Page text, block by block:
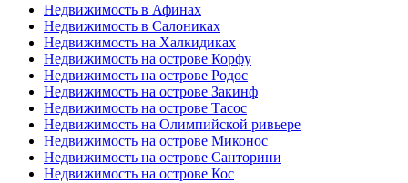
Недвижимость в Афинах
Недвижимость в Салониках
Недвижимость на Халкидиках
Недвижимость на острове Корфу
Недвижимость на острове Родос
Недвижимость на острове Закинф
Недвижимость на острове Тасос
Недвижимость на Олимпийской ривьере
Недвижимость на острове Миконос
Недвижимость на острове Санторини
Недвижимость на острове Кос